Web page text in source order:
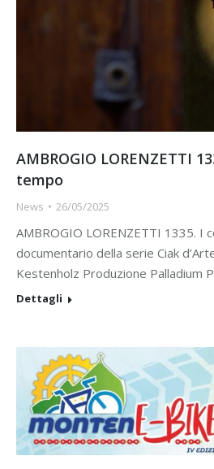
AMBROGIO LORENZETTI
tempo
News 26/05/2025
AMBROGIO LORENZETTI 1335. I
documentario della serie Ciak
Kestenholz Produzione Palladium
Dettagli